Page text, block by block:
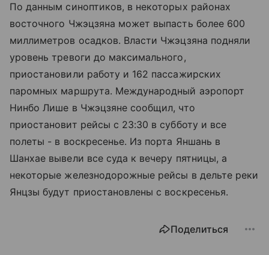
По данным синоптиков, в некоторых районах
восточного Чжэцзяна может выпасть более 600
миллиметров осадков. Власти Чжэцзяна подняли
уровень тревоги до максимального,
приостановили работу и 162 пассажирских
паромных маршрута. Международный аэропорт
Нинбо Лише в Чжэцзяне сообщил, что
приостановит рейсы с 23:30 в субботу и все
полеты - в воскресенье. Из порта Яншань в
Шанхае вывели все суда к вечеру пятницы, а
некоторые железнодорожные рейсы в дельте реки
Янцзы будут приостановлены с воскресенья.
Поделиться